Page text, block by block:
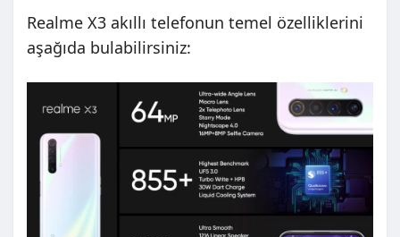
Realme X3 akıllı telefonun temel özelliklerini
aşağıda bulabilirsiniz: